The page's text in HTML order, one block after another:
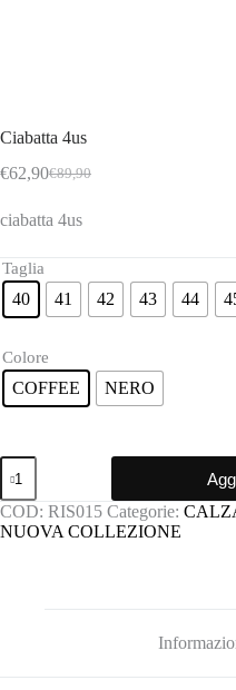
Ciabatta 4us
€89,90
Il
originale
€62,90Il
attuale
ciabatta 4us
Taglia
40 41 42 43 44
Colore
COFFEE NERO
Ciabatta
4us
quantità
COD: RIS015 Categorie:
NUOVA COLLEZIONE